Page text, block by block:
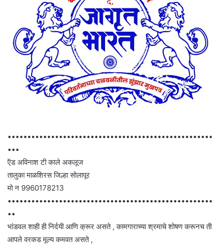
••••••••••••••••••••••••••••••••••••••••••••••••••••
•••
ऍड अविनाश टी काले अकलूज
तालुका माळशिरस जिल्हा सोलापूर
मो न 9960178213
••••••••••••••••••••••••••••••••••••••••••••••••••••
••
भांडवल शाही ही निर्दयी आणि क्रूर असते , कामगाराच्या श्रमाचे शोषण करूनच ती
आपले वरकड मूल्य कमवत असते ,